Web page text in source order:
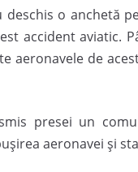
o anchetă
accident aviatic.
aeronavele de
presei un
aeronavei și